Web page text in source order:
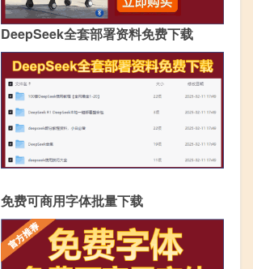
DeepSeek全套部署资料免费下载
免费可商用字体批量下载